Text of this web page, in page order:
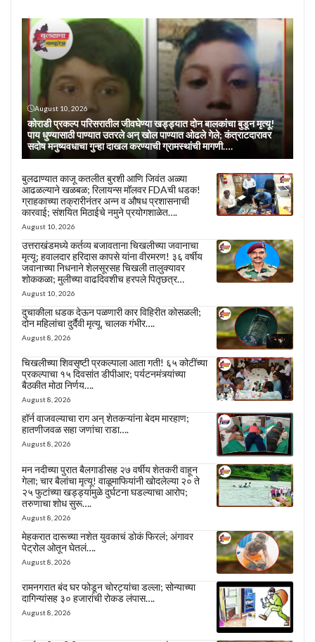
August 10, 2026
कोराडी प्रकल्प परिसरातील जीवघेण्या खड्ड्यात दोन बालकांचा बुडून मृत्यू!
पाय धुण्यासाठी पाण्यात उतरले अन् खोल पाण्यात ओढले गेले; कंत्राटदारावर
सदोष मनुष्यवधाचा गुन्हा दाखल करण्याची ग्रामस्थांची मागणी….
बुलढाण्यात काजू कतलीत बुरशी आणि जिवंत अळ्या
आढळल्याने खळबळ; रिलायन्स मॉलवर FDAची धडक!
ग्राहकाच्या तक्रारीनंतर अन्न व औषध प्रशासनाची
कारवाई; संशयित मिठाईचे नमुने प्रयोगशाळेत….
August 10, 2026
उत्तराखंडमध्ये कर्तव्य बजावताना चिखलीच्या जवानाचा
मृत्यू; हवालदार हरिदास कापसे यांना वीरमरण! ३६ वर्षीय
जवानाच्या निधनाने शेलसूरसह चिखली तालुक्यावर
शोककळा; मुलीच्या वाढदिवशीच हरपले पितृछत्र…
August 10, 2026
दुचाकीला धडक देऊन पळणारी कार विहिरीत कोसळली;
दोन महिलांचा दुर्दैवी मृत्यू, चालक गंभीर….
August 8, 2026
चिखलीच्या शिवसृष्टी प्रकल्पाला आता गती! ६५ कोटींच्या
प्रकल्पाचा १५ दिवसांत डीपीआर; पर्यटनमंत्र्यांच्या
बैठकीत मोठा निर्णय….
August 8, 2026
हॉर्न वाजवल्याचा राग अन् शेतकऱ्यांना बेदम मारहाण;
हातणीजवळ सहा जणांचा राडा….
August 8, 2026
मन नदीच्या पुरात बैलगाडीसह २७ वर्षीय शेतकरी वाहून
गेला; चार बैलांचा मृत्यू! वाळूमाफियांनी खोदलेल्या २० ते
२५ फुटांच्या खड्ड्यांमुळे दुर्घटना घडल्याचा आरोप;
तरुणाचा शोध सुरू….
August 8, 2026
मेहकरात दारूच्या नशेत युवकाचं डोकं फिरलं; अंगावर
पेट्रोल ओतून घेतलं….
August 8, 2026
रामनगरात बंद घर फोडून चोरट्यांचा डल्ला; सोन्याच्या
दागिन्यांसह ३० हजारांची रोकड लंपास….
August 8, 2026